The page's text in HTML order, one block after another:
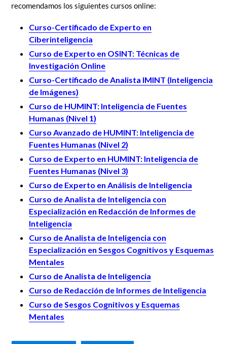
recomendamos los siguientes cursos online:
Curso-Certificado de Experto en
Ciberinteligencia
Curso de Experto en OSINT: Técnicas de
Investigación Online
Curso-Certificado de Analista IMINT (Inteligencia
de Imágenes)
Curso de HUMINT: Inteligencia de Fuentes
Humanas (Nivel 1)
Curso Avanzado de HUMINT: Inteligencia de
Fuentes Humanas (Nivel 2)
Curso de Experto en HUMINT: Inteligencia de
Fuentes Humanas (Nivel 3)
Curso de Experto en Análisis de Inteligencia
Curso de Analista de Inteligencia con
Especialización en Redacción de Informes de
Inteligencia
Curso de Analista de Inteligencia con
Especialización en Sesgos Cognitivos y Esquemas
Mentales
Curso de Analista de Inteligencia
Curso de Redacción de Informes de Inteligencia
Curso de Sesgos Cognitivos y Esquemas
Mentales